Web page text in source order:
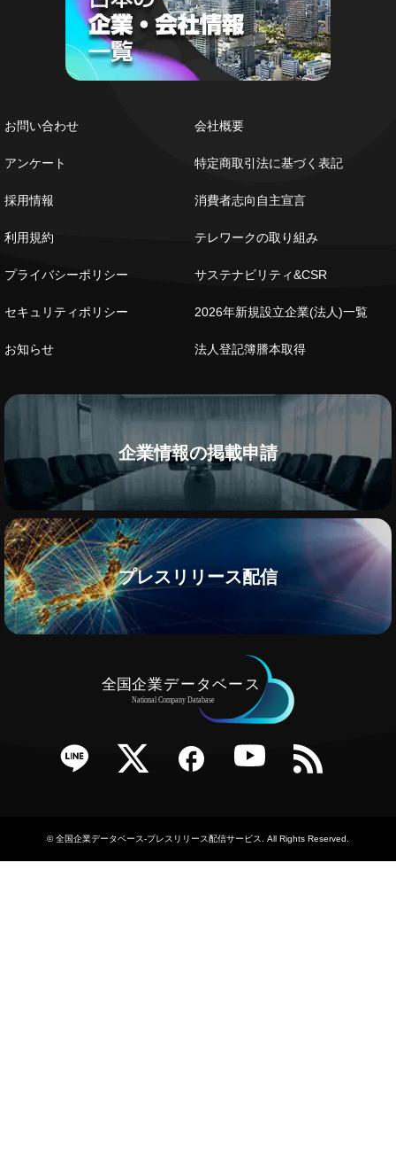
お問い合わせ
アンケート
採用情報
利用規約
プライバシーポリシー
セキュリティポリシー
お知らせ
会社概要
特定商取引法に基づく表記
消費者志向自主宣言
テレワークの取り組み
サステナビリティ&CSR
2026年新規設立企業(法人)一覧
法人登記簿謄本取得
企業情報の掲載申請
プレスリリース配信
Twitter Facebook YouTube RSS
©全国企業データベース-プレスリリース配信サービス . All Rights Reserved.